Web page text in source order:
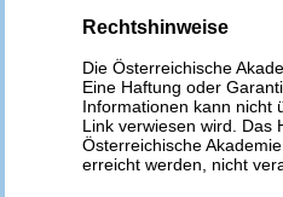
Rechtshinweise
Die Österreichische
Eine Haftung oder
Informationen kann nicht
Link verwiesen wird. Das
Österreichische
erreicht werden, nicht